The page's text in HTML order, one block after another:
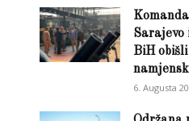
Sarajevo
BiH
6. Augusta